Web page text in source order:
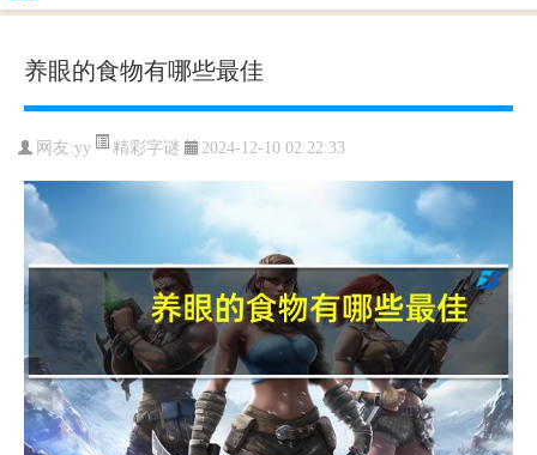
养眼的食物有哪些最佳
网友:yy 精彩字谜 2024-12-10 02:22:33